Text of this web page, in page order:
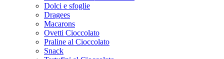
Dolci e sfoglie
Dragees
Macarons
Ovetti Cioccolato
Praline al Cioccolato
Snack